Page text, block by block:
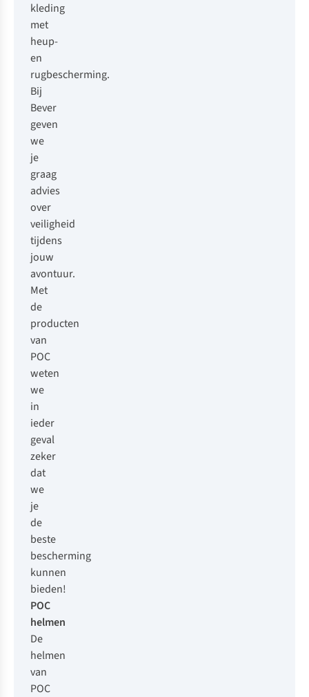
kleding
met
heup-
en
rugbescherming.
Bij
Bever
geven
we
je
graag
advies
over
veiligheid
tijdens
jouw
avontuur.
Met
de
producten
van
POC
weten
we
in
ieder
geval
zeker
dat
we
je
de
beste
bescherming
kunnen
bieden!
POC
helmen
De
helmen
van
POC